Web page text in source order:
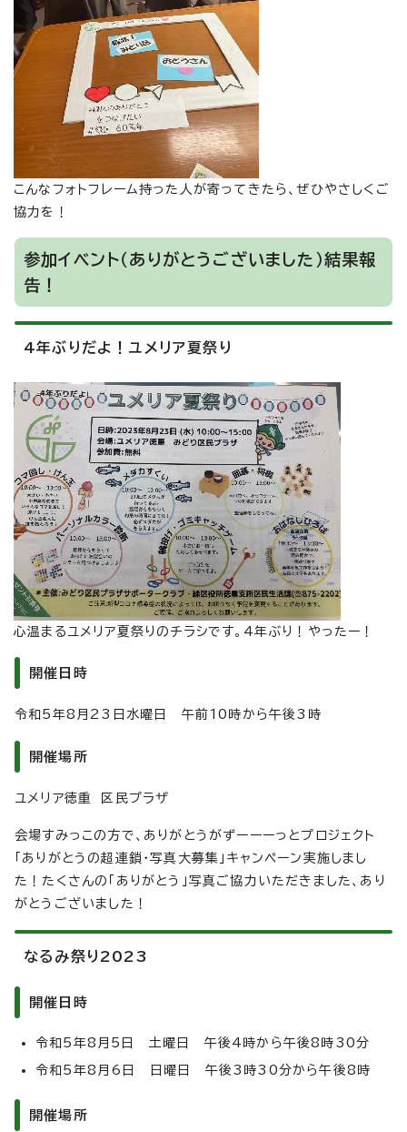
こんなフォトフレーム持った人が寄ってきたら、ぜひやさしくご
協力を！
参加イベント（ありがとうございました）結果報
告！
4年ぶりだよ！ユメリア夏祭り
心温まるユメリア夏祭りのチラシです。4年ぶり！やったー！
開催日時
令和5年8月23日水曜日 午前10時から午後3時
開催場所
ユメリア徳重 区民プラザ
会場すみっこの方で、ありがとうがずーーーっとプロジェクト
「ありがとうの超連鎖・写真大募集」キャンペーン実施しまし
た！たくさんの「ありがとう」写真ご協力いただきました、あり
がとうございました！
なるみ祭り2023
開催日時
令和5年8月5日 土曜日 午後4時から午後8時30分
令和5年8月6日 日曜日 午後3時30分から午後8時
開催場所